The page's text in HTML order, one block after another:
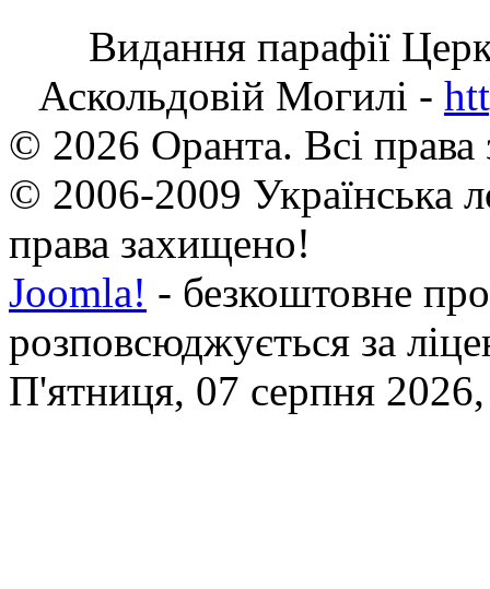
Видання парафії
Аскольдовій Могилі -
© 2026 Оранта. Всі
© 2006-2009 Українська
права захищено!
Joomla! - безкоштовне
розповсюджується за
П'ятниця, 07 серпня